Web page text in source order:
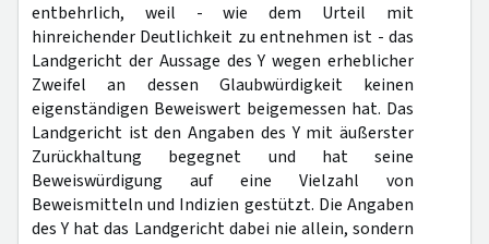
entbehrlich, weil - wie dem Urteil mit
hinreichender Deutlichkeit zu entnehmen ist - das
Landgericht der Aussage des Y wegen erheblicher
Zweifel an dessen Glaubwürdigkeit keinen
eigenständigen Beweiswert beigemessen hat. Das
Landgericht ist den Angaben des Y mit äußerster
Zurückhaltung begegnet und hat seine
Beweiswürdigung auf eine Vielzahl von
Beweismitteln und Indizien gestützt. Die Angaben
des Y hat das Landgericht dabei nie allein, sondern